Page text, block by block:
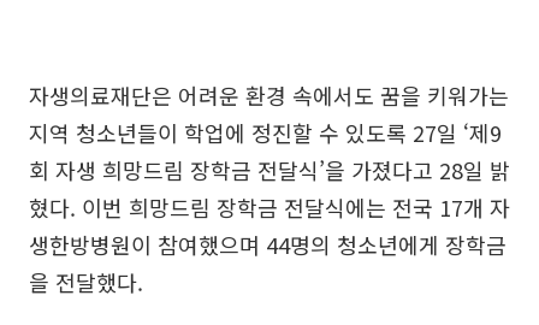
자생의료재단은 어려운 환경 속에서도 꿈을 키워가는
지역 청소년들이 학업에 정진할 수 있도록 27일 ‘제9
회 자생 희망드림 장학금 전달식’을 가졌다고 28일 밝
혔다. 이번 희망드림 장학금 전달식에는 전국 17개 자
생한방병원이 참여했으며 44명의 청소년에게 장학금
을 전달했다.